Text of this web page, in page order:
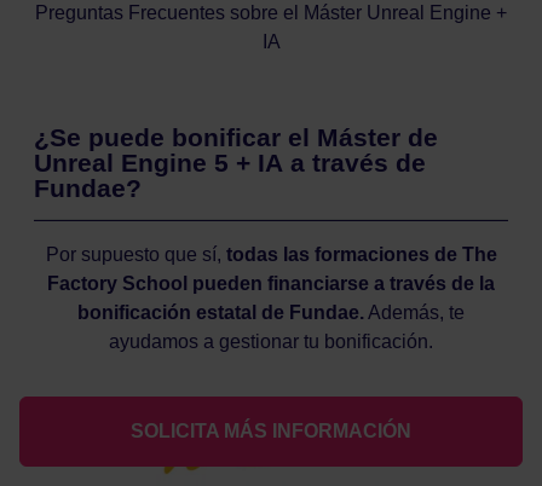
SOLICITA MÁS INFORMACIÓN
Preguntas Frecuentes sobre el Máster Unreal Engine +
IA
¿Se puede bonificar el Máster de
Unreal Engine 5 + IA a través de
Fundae?
Por supuesto que sí, todas las formaciones de The
Factory School pueden financiarse a través de la
bonificación estatal de Fundae. Además, te
ayudamos a gestionar tu bonificación.